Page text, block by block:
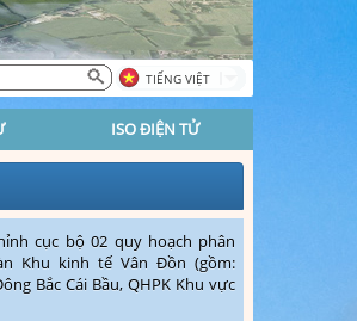
TIẾNG VIỆT
ISO ĐIỆN TỬ
cục bộ 02 quy hoạch phân
Khu kinh tế Vân Đồn (gồm:
Bắc Cái Bầu, QHPK Khu vực